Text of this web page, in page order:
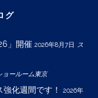
グ
」開催 2026年8月7日 ス
ョールーム東京
化週間です！
2026年